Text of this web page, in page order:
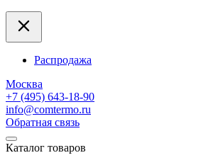
Распродажа
Москва
+7 (495) 643-18-90
info@comtermo.ru
Обратная связь
Каталог товаров